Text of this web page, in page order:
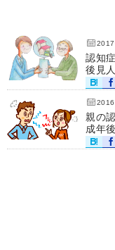
認知
後見
親の
成年